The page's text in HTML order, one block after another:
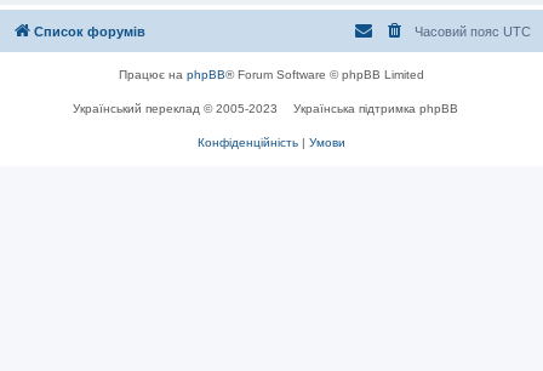
Список форумів Часовий пояс UTC
Працює на phpBB® Forum Software © phpBB Limited
Український переклад © 2005-2023 Українська підтримка phpBB
Конфіденційність | Умови